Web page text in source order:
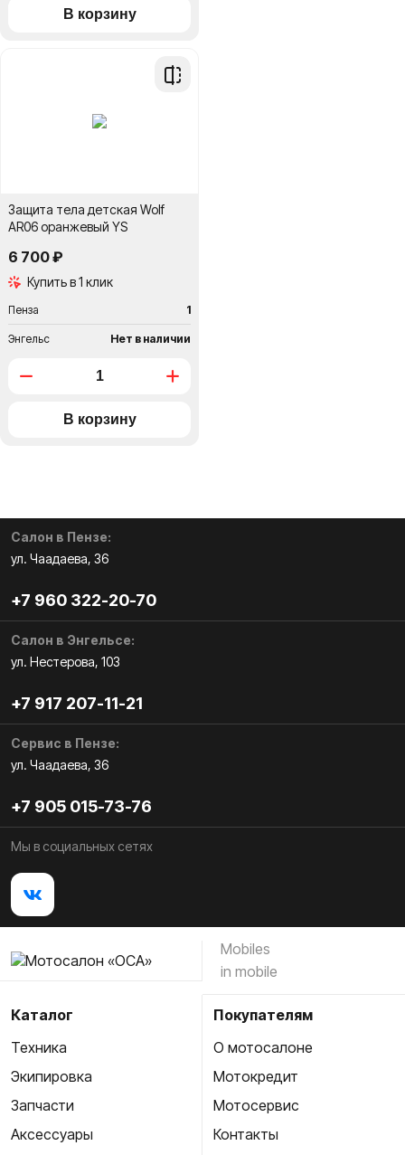
Добавить
Защита тела детская Wolf
AR06 оранжевый YS
6 700 ₽
Купить в 1 клик
Пенза 1
Энгельс Нет в наличии
Салон в Пензе:
ул. Чаадаева, 36
+7 960 322-20-70
Салон в Энгельсе:
ул. Нестерова, 103
+7 917 207-11-21
Сервис в Пензе:
ул. Чаадаева, 36
+7 905 015-73-76
Мы в социальных сетях
Mobiles
in mobile
Каталог
Техника
Экипировка
Запчасти
Аксессуары
Покупателям
О мотосалоне
Мотокредит
Мотосервис
Контакты